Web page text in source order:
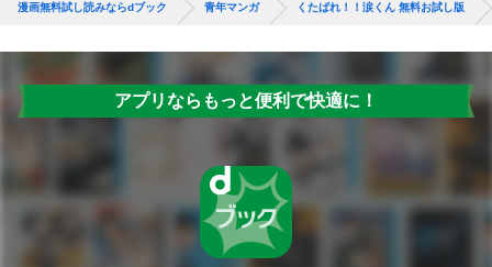
漫画無料試し読みならdブック 青年マンガ くたばれ！！涙くん 無料お試し版
アプリならもっと便利で快適に！